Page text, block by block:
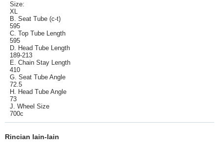
Size:
XL
B. Seat Tube (c-t)
595
C. Top Tube Length
595
D. Head Tube Length
189-213
E. Chain Stay Length
410
G. Seat Tube Angle
72.5
H. Head Tube Angle
73
J. Wheel Size
700c
Rincian lain-lain